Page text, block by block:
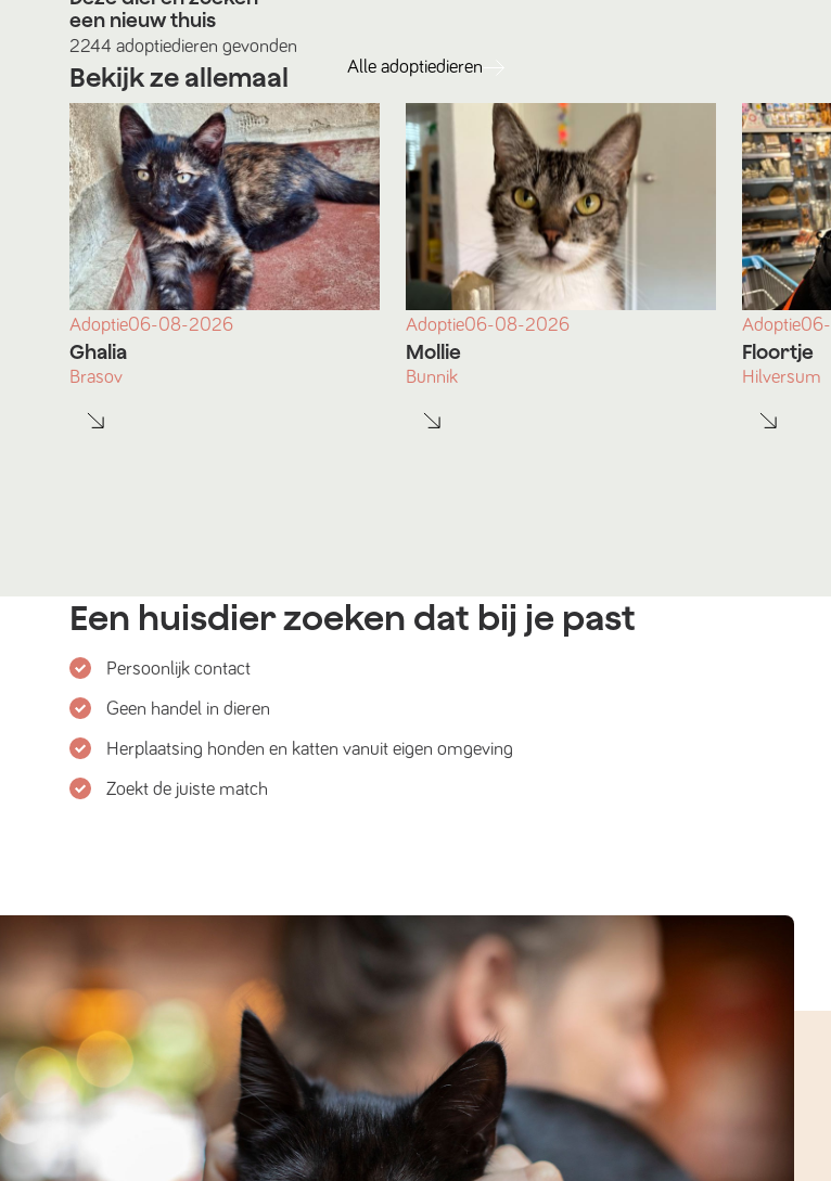
een nieuw thuis
2244 adoptiedieren gevonden
Bekijk ze allemaal Alle adoptiedieren
Adoptie06-08-2026
Ghalia
Brasov
Adoptie06-08-2026
Mollie
Bunnik
Adoptie
Floortje
Hilversum
Een huisdier zoeken dat bij je past
Persoonlijk contact
Geen handel in dieren
Herplaatsing honden en katten vanuit eigen omgeving
Zoekt de juiste match